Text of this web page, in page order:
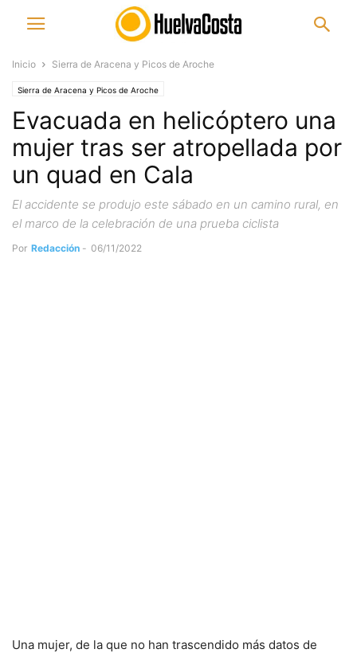
Inicio Sierra de Aracena y Picos de Aroche
Sierra de Aracena y Picos de Aroche
Evacuada en helicóptero una
mujer tras ser atropellada por
un quad en Cala
El accidente se produjo este sábado en un camino rural, en
el marco de la celebración de una prueba ciclista
Por Redacción - 06/11/2022
Una mujer, de la que no han trascendido más datos de